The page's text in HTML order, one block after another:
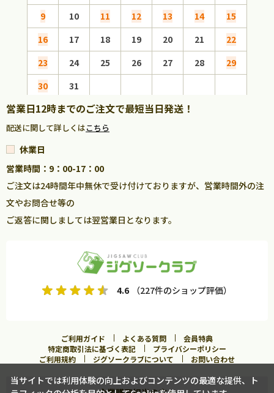
9
10 11 12 13 14
15
16
17 18 19 20 21
22
23
24 25 26 27 28
29
30
31
営業日12時までのご注文で最短当日発送！
配送に関して詳しくはこちら
休業日
営業時間：9：00-17：00
ご注文は24時間年中無休で受け付けておりますが、営業時間外の注
文やお問合せ等の
ご返答に関しましては翌営業日となります。
4.6 （227件のショップ評価）
ご利用ガイド よくある質問
会員特典
特定商取引法に基づく表記
プライバシーポリシー
ご利用規約
ジグソークラブについて お問い合わせ
当サイトでは利用体験の向上およびコンテンツの最適な提供、ト